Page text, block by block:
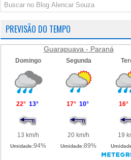
PREVISÃO DO TEMPO
Guarapuava - Paraná